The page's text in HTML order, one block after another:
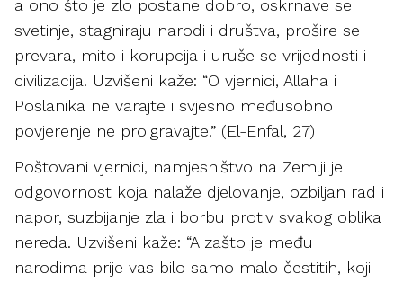
a ono što je zlo postane dobro, oskrnave se
svetinje, stagniraju narodi i društva, prošire se
prevara, mito i korupcija i uruše se vrijednosti i
civilizacija. Uzvišeni kaže: “O vjernici, Allaha i
Poslanika ne varajte i svjesno međusobno
povjerenje ne proigravajte.” (El-Enfal, 27)
Poštovani vjernici, namjesništvo na Zemlji je
odgovornost koja nalaže djelovanje, ozbiljan rad i
napor, suzbijanje zla i borbu protiv svakog oblika
nereda. Uzvišeni kaže: “A zašto je među
narodima prije vas bilo samo malo čestitih, koji